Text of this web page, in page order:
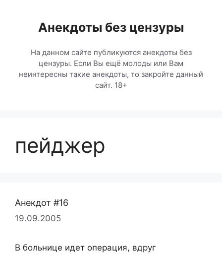
содержимомуАнекдоты без цензуры
На данном сайте публикуются анекдоты без
цензуры. Если Вы ещё молоды или Вам
неинтересны такие анекдоты, то закройте данный
сайт. 18+
пейджер
Анекдот #16
19.09.2005
В больнице идет операция, вдруг